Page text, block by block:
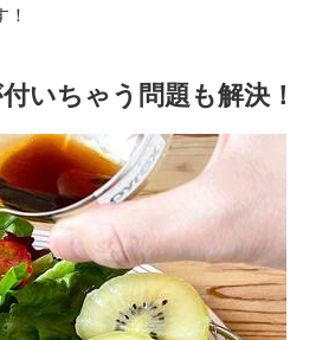
いちゃう問題も解決！